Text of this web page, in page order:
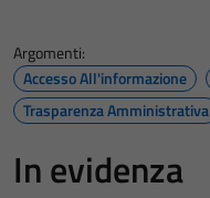
Argomenti:
Accesso All'informazione
Trasparenza Amministrativa
In evidenza